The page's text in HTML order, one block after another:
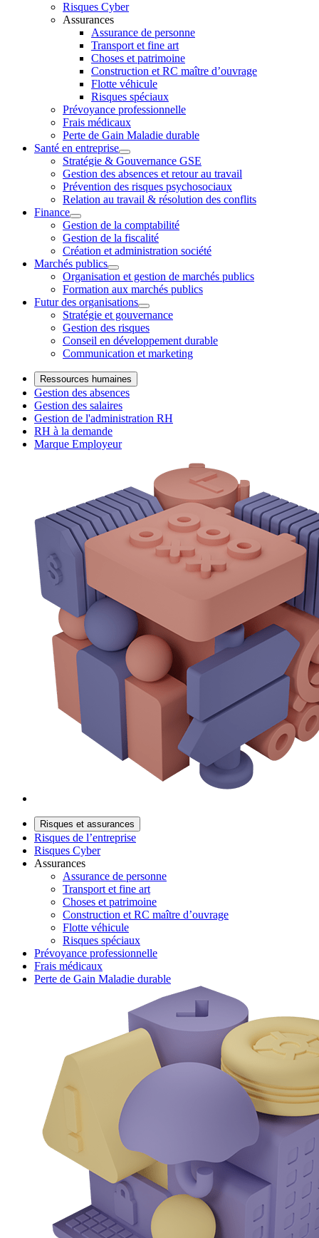
Risques Cyber
Assurances
Assurance de personne
Transport et fine art
Choses et patrimoine
Construction et RC maître d’ouvrage
Flotte véhicule
Risques spéciaux
Prévoyance professionnelle
Frais médicaux
Perte de Gain Maladie durable
Santé en entreprise
Stratégie & Gouvernance GSE
Gestion des absences et retour au travail
Prévention des risques psychosociaux
Relation au travail & résolution des conflits
Finance
Gestion de la comptabilité
Gestion de la fiscalité
Création et administration société
Marchés publics
Organisation et gestion de marchés publics
Formation aux marchés publics
Futur des organisations
Stratégie et gouvernance
Gestion des risques
Conseil en développement durable
Communication et marketing
Ressources humaines
Gestion des absences
Gestion des salaires
Gestion de l'administration RH
RH à la demande
Marque Employeur
Risques et assurances
Risques de l’entreprise
Risques Cyber
Assurances
Assurance de personne
Transport et fine art
Choses et patrimoine
Construction et RC maître d’ouvrage
Flotte véhicule
Risques spéciaux
Prévoyance professionnelle
Frais médicaux
Perte de Gain Maladie durable